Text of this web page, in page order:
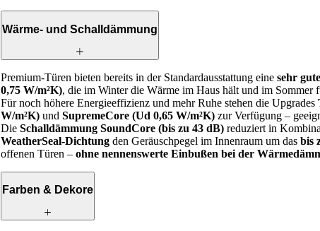
Wärme- und Schalldämmung
Premium-Türen bieten bereits in der Standardausstattung eine sehr
0,75 W/m²K), die im Winter die Wärme im Haus hält und im Sommer
Für noch höhere Energieeffizienz und mehr Ruhe stehen die Upgrades
W/m²K) und SupremeCore (Ud 0,65 W/m²K) zur Verfügung –
Die Schalldämmung SoundCore (bis zu 43 dB) reduziert in
WeatherSeal-Dichtung den Geräuschpegel im Innenraum um das bis
offenen Türen – ohne nennenswerte Einbußen bei der
Farben & Dekore